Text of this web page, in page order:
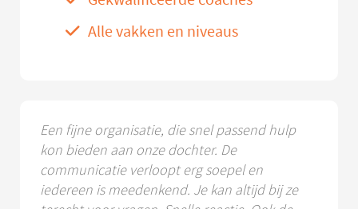
Alle vakken en niveaus
Een fijne organisatie, die snel passend hulp
kon bieden aan onze dochter. De
communicatie verloopt erg soepel en
iedereen is meedenkend. Je kan altijd bij ze